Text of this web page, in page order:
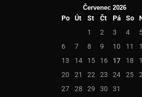
Červenec 2026
Po Út St Čt Pá So
1
2 3 4
6
7 8 9 10 11
13
14 15 16 17 18
20
21 22 23 24 25
27
28 29 30
31